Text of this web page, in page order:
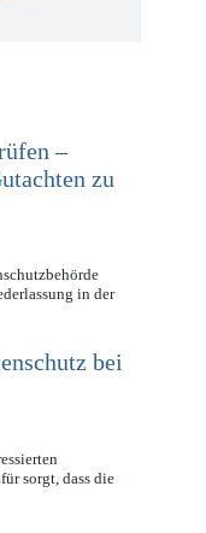
–
zu
in der
bei
sorgt, dass die